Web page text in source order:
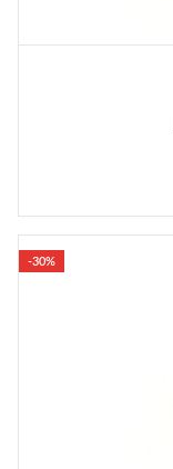
-30%